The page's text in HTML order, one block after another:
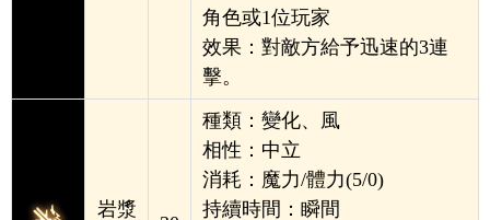
角色或1位玩家
效果：對敵方給予迅速的3連
擊。
岩漿
種類：變化、風
相性：中立
消耗：魔力/體力(5/0)
持續時間：瞬間